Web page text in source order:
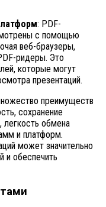
: PDF-
с помощью
веб-браузеры,
ридеры. Это
которые могут
презентаций.
преимуществ
сохранение
легкость обмена
и платформ.
может значительно
и обеспечить